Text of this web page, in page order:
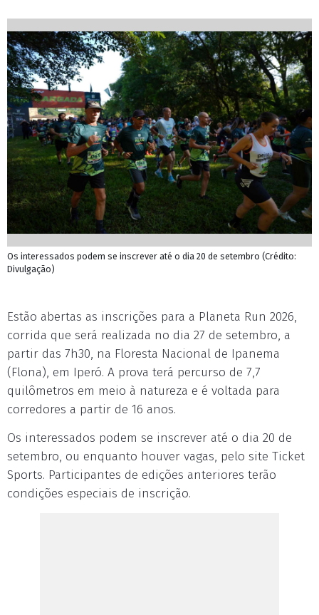
Os interessados podem se inscrever até o dia 20 de setembro (Crédito:
Divulgação)
Estão abertas as inscrições para a Planeta Run 2026,
corrida que será realizada no dia 27 de setembro, a
partir das 7h30, na Floresta Nacional de Ipanema
(Flona), em Iperó. A prova terá percurso de 7,7
quilômetros em meio à natureza e é voltada para
corredores a partir de 16 anos.
Os interessados podem se inscrever até o dia 20 de
setembro, ou enquanto houver vagas, pelo site Ticket
Sports. Participantes de edições anteriores terão
condições especiais de inscrição.